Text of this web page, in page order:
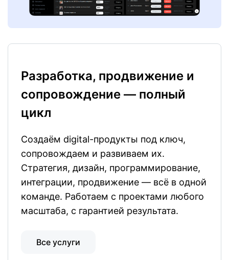
Разработка, продвижение и
сопровождение — полный
цикл
Создаём digital-продукты под ключ,
сопровождаем и развиваем их.
Стратегия, дизайн, программирование,
интеграции, продвижение — всё в одной
команде. Работаем с проектами любого
масштаба, с гарантией результата.
Все услуги